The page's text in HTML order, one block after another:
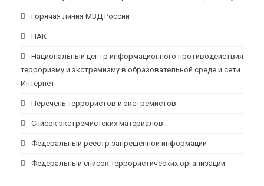
Горячая линия МВД России
НАК
Национальный центр информационного противодействия
терроризму и экстремизму в образовательной среде и сети
Интернет
Перечень террористов и экстремистов
Список экстремистских материалов
Федеральный реестр запрещенной информации
Федеральный список террористических организаций